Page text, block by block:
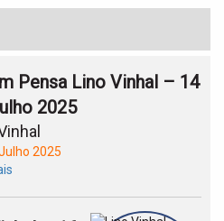
Pensa Lino Vinhal – 14
2025
2025